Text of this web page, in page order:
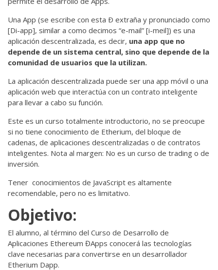
Una App (se escribe con esta Ð extraña y pronunciado como
[Di-app], similar a como decimos “e-mail” [i-meil]) es una
aplicación descentralizada, es decir, una app que no
depende de un sistema central, sino que depende de la
comunidad de usuarios que la utilizan.
La aplicación descentralizada puede ser una app móvil o una
aplicación web que interactúa con un contrato inteligente
para llevar a cabo su función.
Este es un curso totalmente introductorio, no se preocupe
si no tiene conocimiento de Etherium, del bloque de
cadenas, de aplicaciones descentralizadas o de contratos
inteligentes. Nota al margen: No es un curso de trading o de
inversión.
Tener conocimientos de JavaScript es altamente
recomendable, pero no es limitativo.
Objetivo:
El alumno, al término del Curso de Desarrollo de
Aplicaciones Ethereum ĐApps conocerá las tecnologías
clave necesarias para convertirse en un desarrollador
Etherium Dapp.